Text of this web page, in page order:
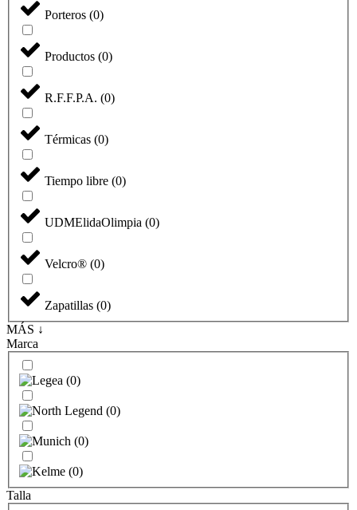
Porteros (0)
Productos (0)
R.F.F.P.A. (0)
Térmicas (0)
Tiempo libre (0)
UDMElidaOlimpia (0)
Velcro® (0)
Zapatillas (0)
MÁS ↓
Marca
(0)
(0)
(0)
(0)
Talla